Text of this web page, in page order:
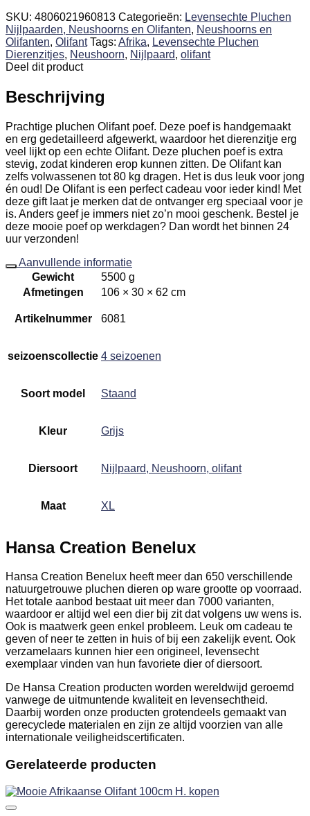
SKU: 4806021960813 Categorieën: Levensechte Pluchen
Nijlpaarden, Neushoorns en Olifanten, Neushoorns en
Olifanten, Olifant Tags: Afrika, Levensechte Pluchen
Dierenzitjes, Neushoorn, Nijlpaard, olifant
Deel dit product
Beschrijving
Prachtige pluchen Olifant poef. Deze poef is handgemaakt
en erg gedetailleerd afgewerkt, waardoor het dierenzitje erg
veel lijkt op een echte Olifant. Deze pluchen poef is extra
stevig, zodat kinderen erop kunnen zitten. De Olifant kan
zelfs volwassenen tot 80 kg dragen. Het is dus leuk voor jong
én oud! De Olifant is een perfect cadeau voor ieder kind! Met
deze gift laat je merken dat de ontvanger erg speciaal voor je
is. Anders geef je immers niet zo’n mooi geschenk. Bestel je
deze mooie poef op werkdagen? Dan wordt het binnen 24
uur verzonden!
Aanvullende informatie
Gewicht
5500 g
Afmetingen
106 × 30 × 62 cm
Artikelnummer 6081
seizoenscollectie 4 seizoenen
Soort model Staand
Kleur Grijs
Diersoort Nijlpaard, Neushoorn, olifant
Maat XL
Hansa Creation Benelux
Hansa Creation Benelux heeft meer dan 650 verschillende
natuurgetrouwe pluchen dieren op ware grootte op voorraad.
Het totale aanbod bestaat uit meer dan 7000 varianten,
waardoor er altijd wel een dier bij zit dat volgens uw wens is.
Ook is maatwerk geen enkel probleem. Leuk om cadeau te
geven of neer te zetten in huis of bij een zakelijk event. Ook
verzamelaars kunnen hier een origineel, levensecht
exemplaar vinden van hun favoriete dier of diersoort.
De Hansa Creation producten worden wereldwijd geroemd
vanwege de uitmuntende kwaliteit en levensechtheid.
Daarbij worden onze producten grotendeels gemaakt van
gerecyclede materialen en zijn ze altijd voorzien van alle
internationale veiligheidscertificaten.
Gerelateerde producten